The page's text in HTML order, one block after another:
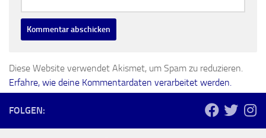
Diese Website verwendet Akismet, um Spam zu reduzieren.
Erfahre, wie deine Kommentardaten verarbeitet werden.
FOLGEN: